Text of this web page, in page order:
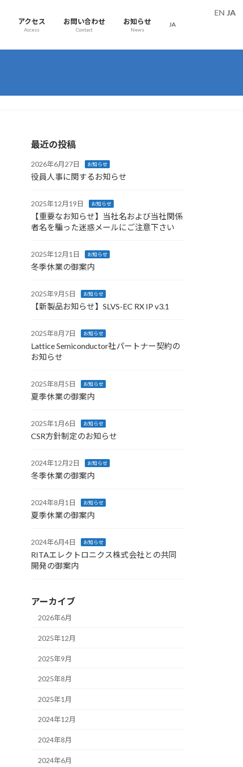
アクセス
Access
お問い合わせ
Contact
お知らせ
News
JA
最近の投稿
2026年6月27日 お知らせ
役員人事に関するお知らせ
2025年12月19日 お知らせ
【重要なお知らせ】当社名および当社関係
者名を騙った迷惑メールにご注意下さい
2025年12月1日 お知らせ
冬季休業の御案内
2025年9月5日 お知らせ
【新製品お知らせ】SLVS-EC RX IP v3.1
2025年8月7日 お知らせ
Lattice Semiconductor社パートナー契約の
お知らせ
2025年8月5日 お知らせ
夏季休業の御案内
2025年1月6日 お知らせ
CSR方針制定のお知らせ
2024年12月2日 お知らせ
冬季休業の御案内
2024年8月1日 お知らせ
夏季休業の御案内
2024年6月4日 お知らせ
RITAエレクトロニクス株式会社との共同
開発の御案内
アーカイブ
2026年6月
2025年12月
2025年9月
2025年8月
2025年1月
2024年12月
2024年8月
2024年6月
EN JA